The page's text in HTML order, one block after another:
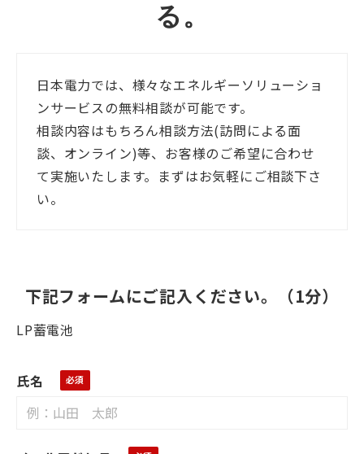
る。
日本電力では、様々なエネルギーソリューショ
ンサービスの無料相談が可能です。
相談内容はもちろん相談方法(訪問による面
談、オンライン)等、お客様のご希望に合わせ
て実施いたします。まずはお気軽にご相談下さ
い。